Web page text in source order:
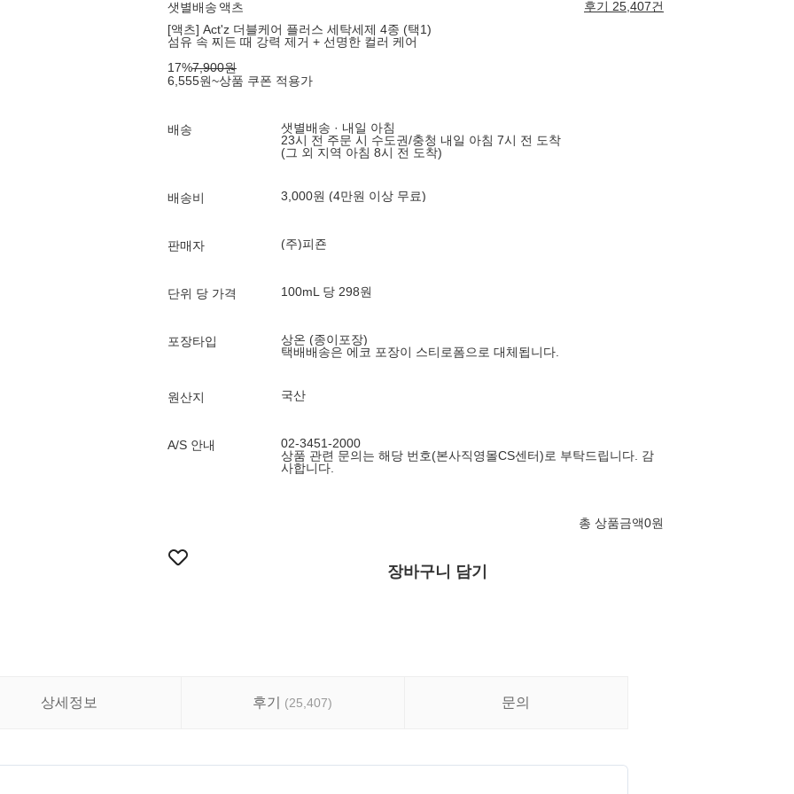
샛별배송 액츠
후기 25,407건
[액츠] Act'z 더블케어 플러스 세탁세제 4종 (택1)
섬유 속 찌든 때 강력 제거 + 선명한 컬러 케어
17%7,900원
6,555원~상품 쿠폰 적용가
배송
샛별배송 · 내일 아침
23시 전 주문 시 수도권/충청 내일 아침 7시 전 도착
(그 외 지역 아침 8시 전 도착)
배송비 3,000원 (4만원 이상 무료)
판매자 (주)피죤
단위 당 가격 100mL 당 298원
포장타입
상온 (종이포장)
택배배송은 에코 포장이 스티로폼으로 대체됩니다.
원산지 국산
A/S 안내
02-3451-2000
상품 관련 문의는 해당 번호(본사직영몰CS센터)로 부탁드립니다. 감
사합니다.
총 상품금액0원
장바구니 담기
상세정보 후기 (25,407) 문의